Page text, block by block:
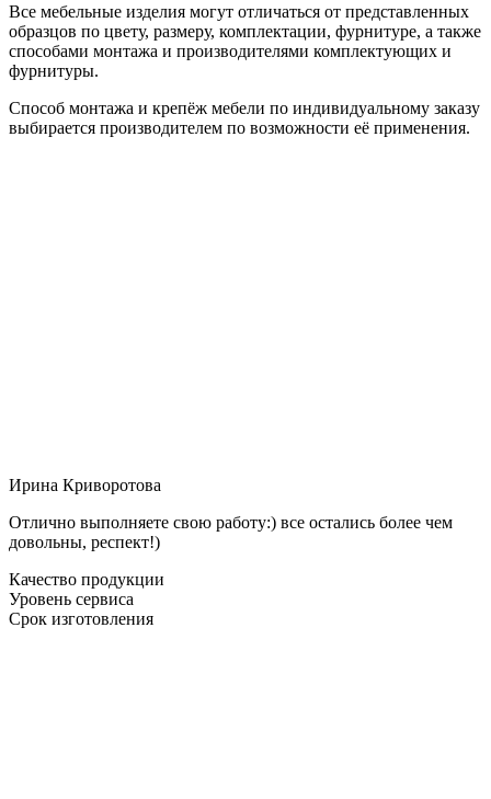
Все мебельные изделия могут отличаться от представленных
образцов по цвету, размеру, комплектации, фурнитуре, а также
способами монтажа и производителями комплектующих и
фурнитуры.
Способ монтажа и крепёж мебели по индивидуальному заказу
выбирается производителем по возможности её применения.
Ирина Криворотова
Отлично выполняете свою работу:) все остались более чем
довольны, респект!)
Качество продукции
Уровень сервиса
Срок изготовления